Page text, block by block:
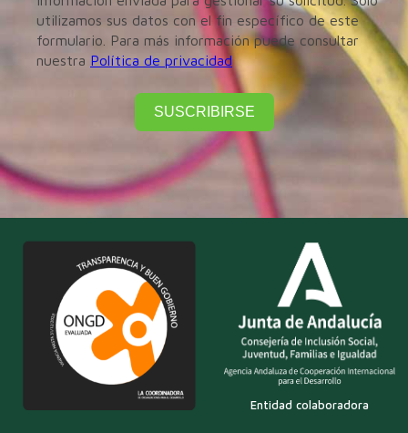
utilizamos sus datos con el fin específico de este
formulario. Para más información puede consultar
nuestra Política de privacidad
SUSCRIBIRSE
Entidad colaboradora